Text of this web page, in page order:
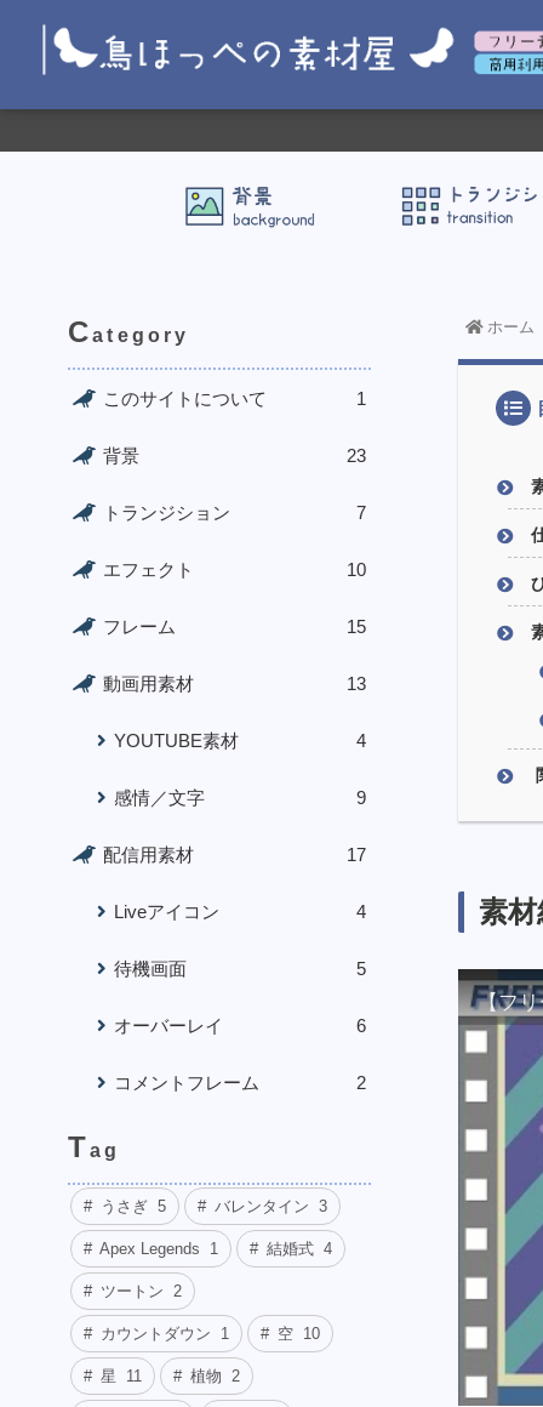
ホーム
素
【フ
Category
このサイトについて 1
背景 23
トランジション 7
エフェクト 10
フレーム 15
動画用素材 13
YOUTUBE素材 4
感情／文字 9
配信用素材 17
Liveアイコン 4
待機画面 5
オーバーレイ 6
コメントフレーム 2
Tag
うさぎ 5 バレンタイン 3
Apex Legends 1 結婚式 4
ツートン 2
カウントダウン 1 空 10
星 11 植物 2